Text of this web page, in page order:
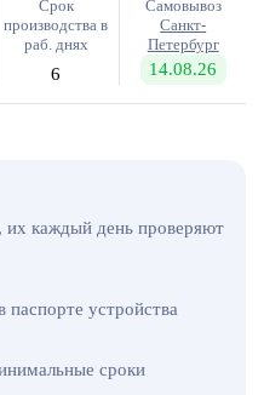
Срок
производства в
раб. днях
6
Самовывоз
Санкт-
Петербург
14.08.26
каждый день проверяют
паспорте устройства
сроки